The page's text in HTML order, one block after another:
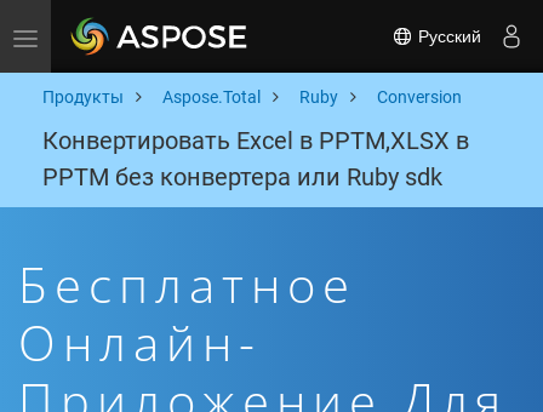
Toggle navigation Русский
Продукты Aspose.Total Ruby Conversion
Конвертировать Excel в PPTM,XLSX в
PPTM без конвертера или Ruby sdk
Бесплатное
Онлайн-